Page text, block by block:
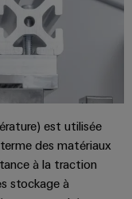
est utilisée
des matériaux
à la traction
stockage à